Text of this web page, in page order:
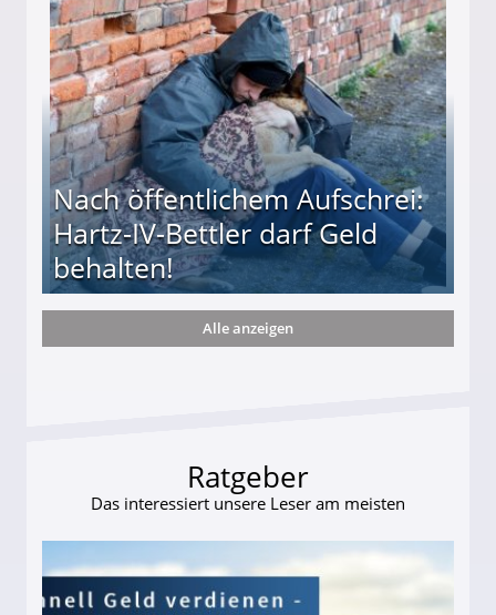
Nach öffentlichem Aufschrei:
Hartz-IV-Bettler darf Geld
behalten!
darf Geld behalten!
Alle anzeigen
Ratgeber
Das interessiert unsere Leser am meisten